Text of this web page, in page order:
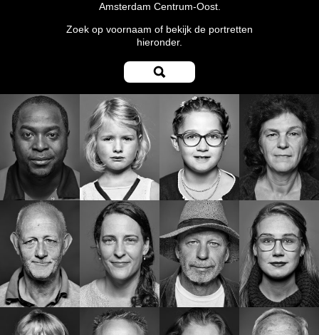
Amsterdam Centrum-Oost.
Zoek op voornaam of bekijk de portretten
hieronder.